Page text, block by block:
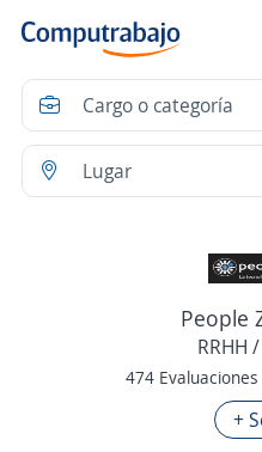
People
RRHH
474 Evaluaciones
+